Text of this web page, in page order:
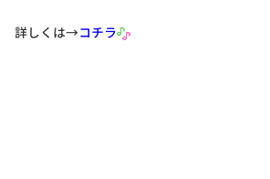
詳しくは→コチラ